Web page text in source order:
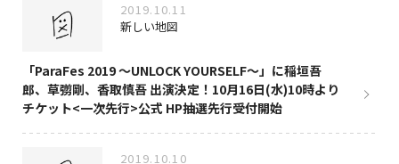
お問い合わせ
2019.10.11
新しい地図
「ParaFes 2019 〜UNLOCK YOURSELF〜」に稲垣吾
郎、草彅剛、香取慎吾 出演決定！10月16日(水)10時より
チケット<一次先行>公式 HP抽選先行受付開始
2019.10.10